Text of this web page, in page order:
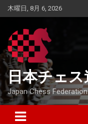
Skip
to
木曜日, 8月 6, 2026
日本チェス
Japan Chess Federation